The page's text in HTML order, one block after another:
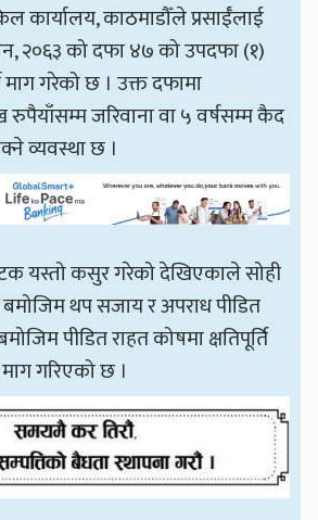
कार्यालय, काठमाडौँले प्रसाईँलाई
२०६३ को दफा ४७ को उपदफा (१)
गरेको छ । उक्त दफामा
जरिवाना वा ५ वर्षसम्म कैद
व्यवस्था छ ।
यस्तो कसुर गरेको देखिएकाले सोही
थप सजाय र अपराध पीडित
पीडित राहत कोषमा क्षतिपूर्ति
गरिएको छ ।